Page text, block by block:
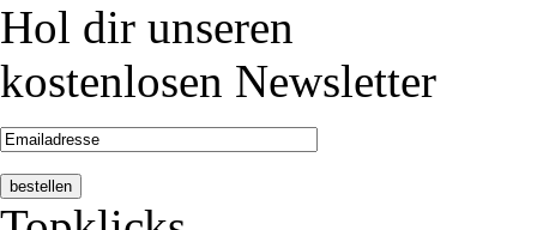
Hol dir unseren
kostenlosen Newsletter